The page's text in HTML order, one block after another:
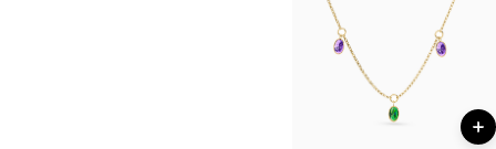
رقم الموديل
111304180056